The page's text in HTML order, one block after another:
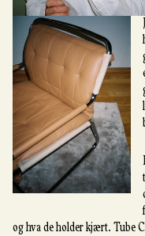
og hva de holder kjært. Tube